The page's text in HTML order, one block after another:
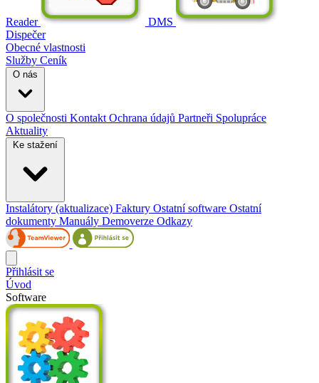
Reader
DMS
Dispečer
Obecné vlastnosti
Služby Ceník
O nás
O společnosti Kontakt Ochrana údajů Partneři Spolupráce
Aktuality
Ke stažení
Instalátory (aktualizace) Faktury Ostatní software Ostatní
dokumenty Manuály Demoverze Odkazy
Přihlásit se
Úvod
Software